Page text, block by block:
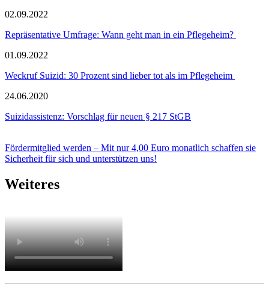
02.09.2022
Repräsentative Umfrage: Wann geht man in ein Pflegeheim?
01.09.2022
Weckruf Suizid: 30 Prozent sind lieber tot als im Pflegeheim
24.06.2020
Suizidassistenz: Vorschlag für neuen § 217 StGB
Fördermitglied werden – Mit nur 4,00 Euro monatlich schaffen sie
Sicherheit für sich und unterstützen uns!
Weiteres